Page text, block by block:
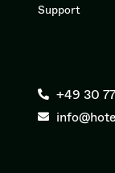
Support
+49 30